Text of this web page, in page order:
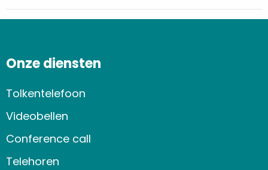
Onze diensten
Tolkentelefoon
Videobellen
Conference call
Telehoren